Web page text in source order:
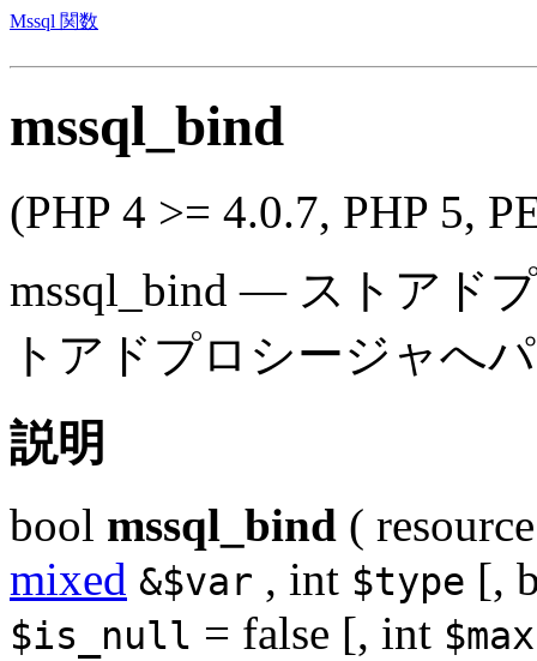
Mssql 関数
mssql_bind
(PHP 4 >= 4.0.7, PHP 5,
mssql_bind — ストアド
トアドプロシージャへ
説明
bool mssql_bind ( resource
mixed &$var , int $type [,
$is_null = false [, int